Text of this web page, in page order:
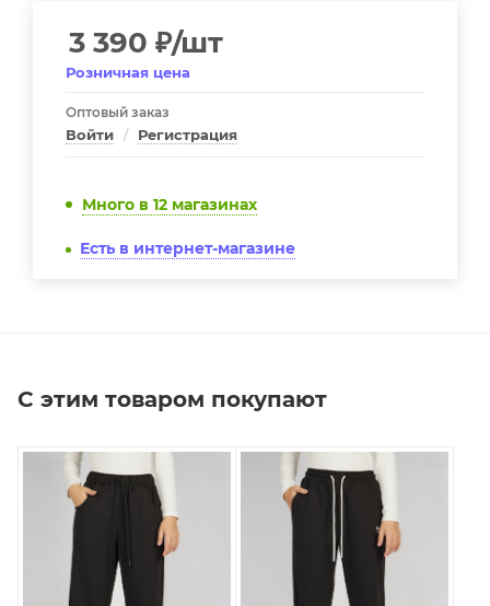
3 390 ₽/шт
Розничная цена
Оптовый заказ
Войти / Регистрация
Много в 12 магазинах
Есть в интернет-магазине
С этим товаром покупают